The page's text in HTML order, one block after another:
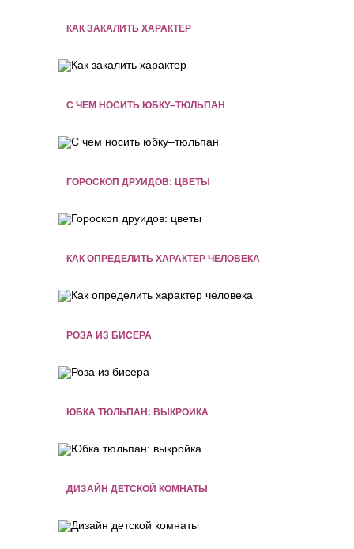
КАК ЗАКАЛИТЬ ХАРАКТЕР
С ЧЕМ НОСИТЬ ЮБКУ–ТЮЛЬПАН
ГОРОСКОП ДРУИДОВ: ЦВЕТЫ
КАК ОПРЕДЕЛИТЬ ХАРАКТЕР ЧЕЛОВЕКА
РОЗА ИЗ БИСЕРА
ЮБКА ТЮЛЬПАН: ВЫКРОЙКА
ДИЗАЙН ДЕТСКОЙ КОМНАТЫ